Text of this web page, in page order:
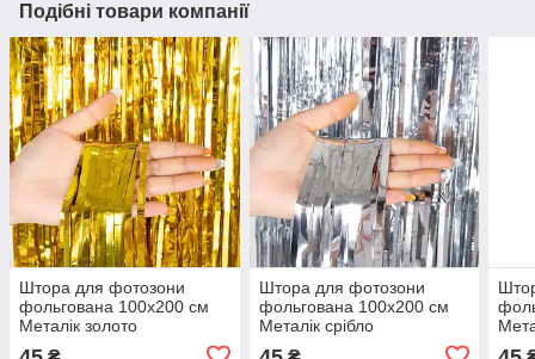
Подібні товари компанії
Штора для фотозони
фольгована 100х200 см
Металік золото
Штора для фотозони
фольгована 100х200 см
Металік срібло